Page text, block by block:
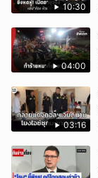
10:30
04:00
03:16